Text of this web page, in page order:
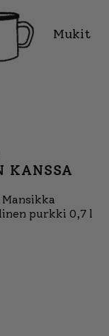
Mukit
KANSSA
purkki 0,7 l